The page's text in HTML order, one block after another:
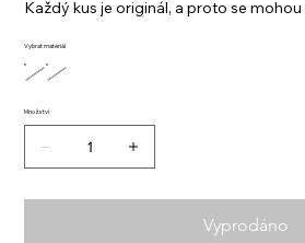
Každý kus je originál, a proto se
Vybrat materiál
Množství
Vyprodáno